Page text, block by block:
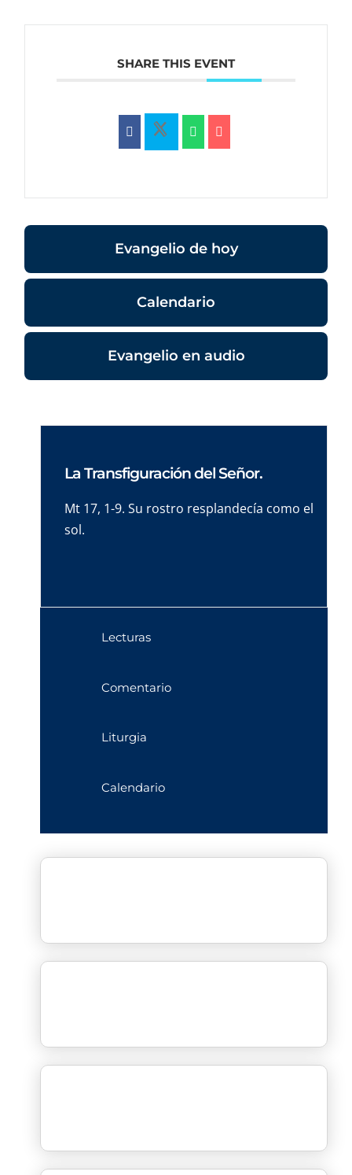
SHARE THIS EVENT
Evangelio de hoy
Calendario
Evangelio en audio
La Transfiguración del Señor.
Mt 17, 1-9. Su rostro resplandecía como el
sol.
Lecturas
Comentario
Liturgia
Calendario